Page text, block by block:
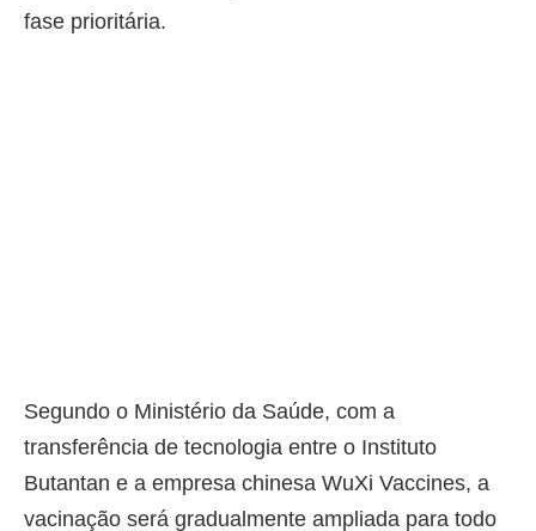
fase prioritária.
Segundo o Ministério da Saúde, com a
transferência de tecnologia entre o Instituto
Butantan e a empresa chinesa WuXi Vaccines, a
vacinação será gradualmente ampliada para todo